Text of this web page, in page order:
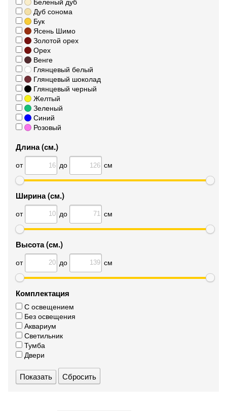
Дуб сонома
Бук
Ясень Шимо
Золотой орех
Орех
Венге
Глянцевый белый
Глянцевый шоколад
Глянцевый черный
Желтый
Зеленый
Синий
Розовый
Длина (см.)
от до см
Ширина (см.)
от до см
Высота (см.)
от до см
Комплектация
С освещением
Без освещения
Аквариум
Светильник
Тумба
Двери
Сбросить